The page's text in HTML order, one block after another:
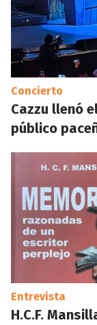
Concierto
Cazzu llenó
público
Entrevista
H.C.F.